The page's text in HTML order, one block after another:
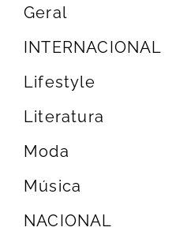
Geral
INTERNACIONAL
Lifestyle
Literatura
Moda
Música
NACIONAL